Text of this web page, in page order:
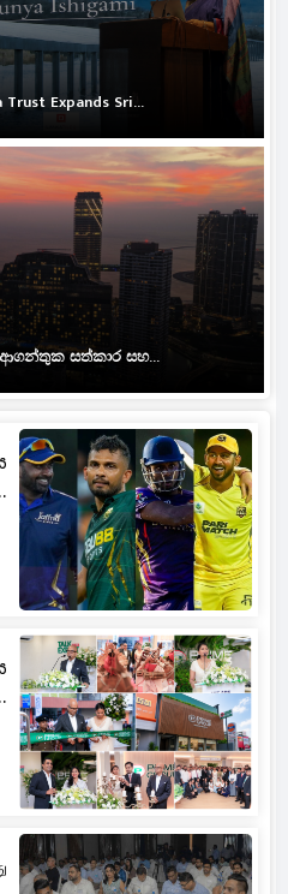
Expands Sri...
සත්කාර සහ...